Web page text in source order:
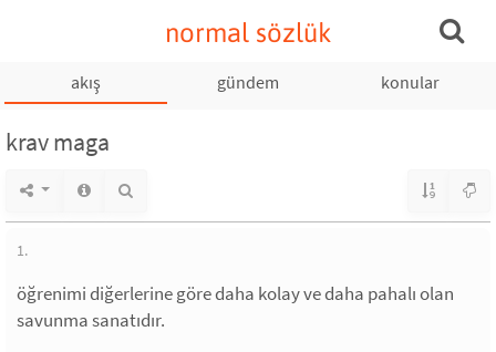
normal sözlük
akış gündem konular
krav maga
1.
öğrenimi diğerlerine göre daha kolay ve daha pahalı olan
savunma sanatıdır.